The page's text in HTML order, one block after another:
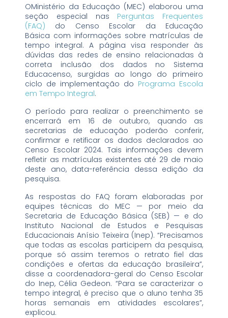
OMinistério da Educação (MEC) elaborou uma
seção especial nas Perguntas Frequentes
(FAQ) do Censo Escolar da Educação
Básica com informações sobre matrículas de
tempo integral. A página visa responder às
dúvidas das redes de ensino relacionadas à
correta inclusão dos dados no Sistema
Educacenso, surgidas ao longo do primeiro
ciclo de implementação do Programa Escola
em Tempo Integral.
O período para realizar o preenchimento se
encerrará em 16 de outubro, quando as
secretarias de educação poderão conferir,
confirmar e retificar os dados declarados ao
Censo Escolar 2024. Tais informações devem
refletir as matrículas existentes até 29 de maio
deste ano, data-referência dessa edição da
pesquisa.
As respostas do FAQ foram elaboradas por
equipes técnicas do MEC — por meio da
Secretaria de Educação Básica (SEB) — e do
Instituto Nacional de Estudos e Pesquisas
Educacionais Anísio Teixeira (Inep). “Precisamos
que todas as escolas participem da pesquisa,
porque só assim teremos o retrato fiel das
condições e ofertas da educação brasileira”,
disse a coordenadora-geral do Censo Escolar
do Inep, Célia Gedeon. “Para se caracterizar o
tempo integral, é preciso que o aluno tenha 35
horas semanais em atividades escolares”,
explicou.